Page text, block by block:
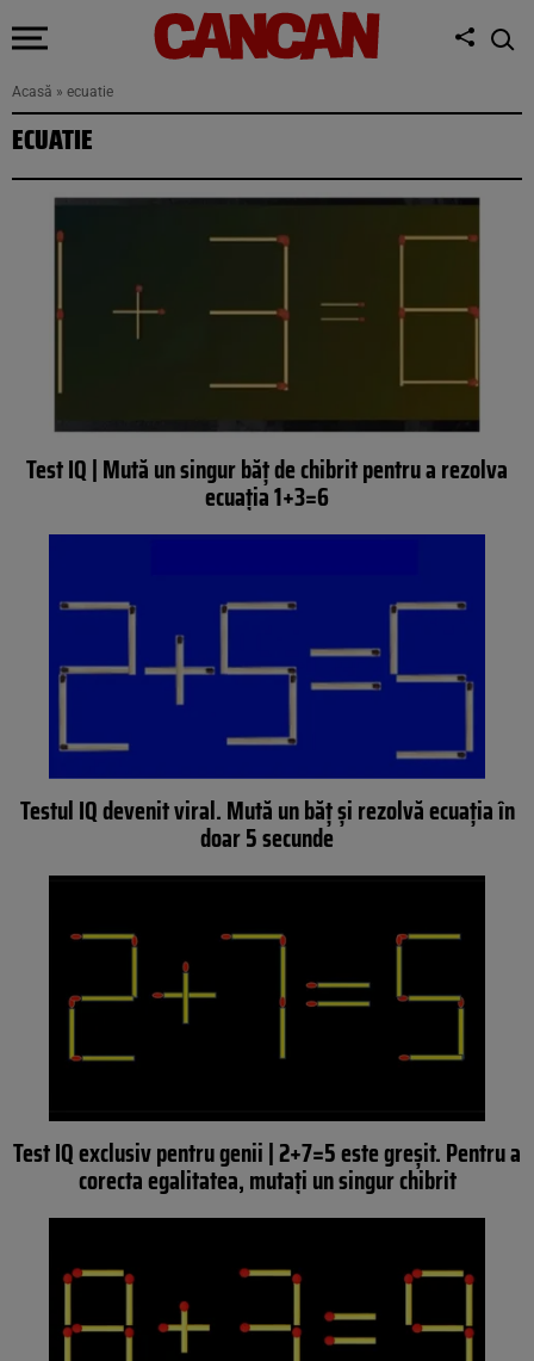
Acasă » ecuatie
ECUATIE
Test IQ | Mută un singur băț de chibrit pentru a rezolva
ecuația 1+3=6
Testul IQ devenit viral. Mută un băț și rezolvă ecuația în
doar 5 secunde
Test IQ exclusiv pentru genii | 2+7=5 este greșit. Pentru a
corecta egalitatea, mutați un singur chibrit